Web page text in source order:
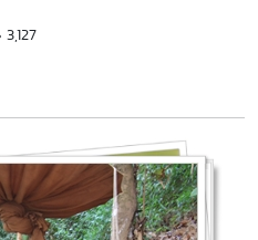
3,127